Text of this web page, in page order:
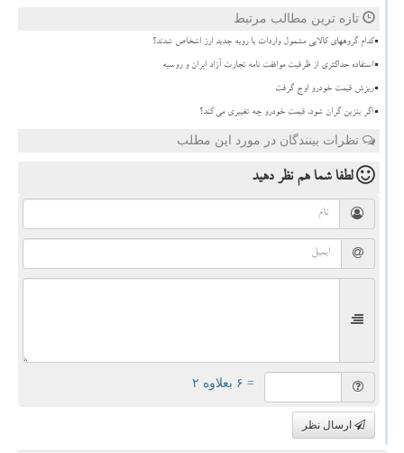
تازه ترین مطالب مرتبط
کدام گروههای کالایی مشمول واردات با رویه جدید ارز اشخاص شدند؟
استفاده حداکثری از ظرفیت موافقت نامه تجارت آزاد ایران و روسیه
ریزش قیمت خودرو اوج گرفت
اگر بنزین گران شود، قیمت خودرو چه تغییری می کند؟
نظرات بینندگان در مورد این مطلب
لطفا شما همنظر دهید
= ۶ بعلاوه ۲
ارسال نظر